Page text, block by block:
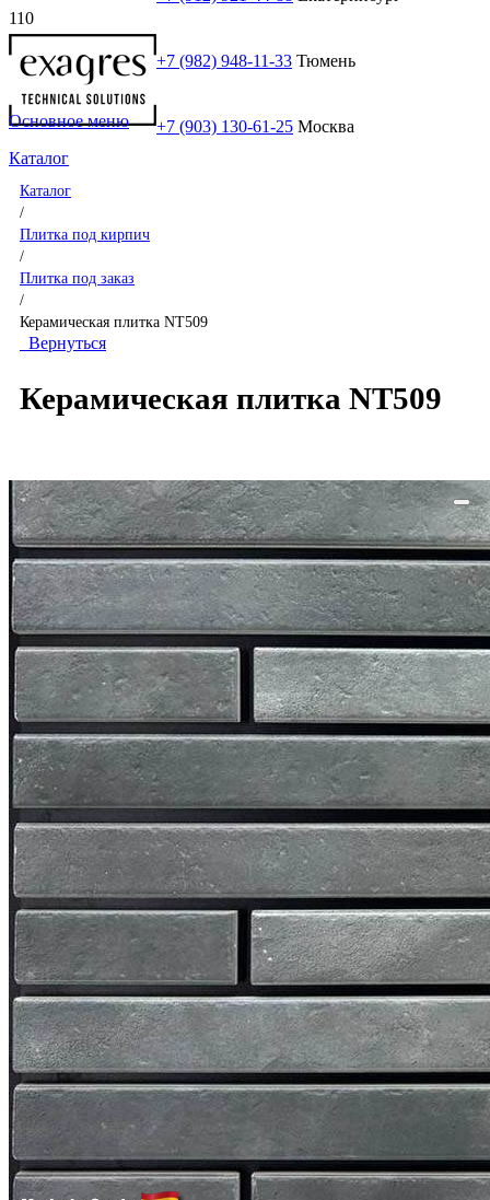
+7 (982) 948-11-33 Тюмень
+7 (903) 130-61-25 Москва
Основное меню
Каталог
Каталог
/
Плитка под кирпич
/
Плитка под заказ
/
Керамическая плитка NT509
Вернуться
Керамическая плитка NT509